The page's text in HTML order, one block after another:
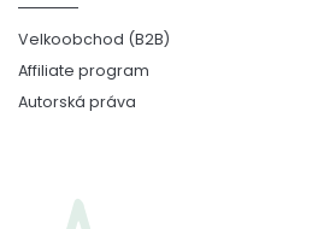
Velkoobchod (B2B)
Affiliate program
Autorská práva